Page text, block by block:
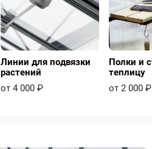
Линии для подвязки
растений
от 4 000 ₽
Полки и
теплицу
от 2 000 ₽